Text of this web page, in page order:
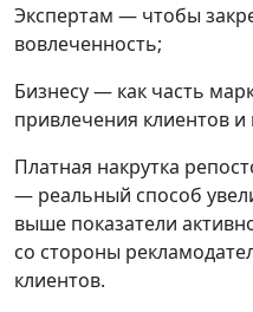
Экспертам — чтобы
вовлеченность;
Бизнесу — как часть
привлечения клиентов
Платная накрутка
— реальный способ
выше показатели
со стороны
клиентов.